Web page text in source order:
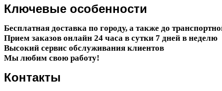
Ключевые особенности
Бесплатная доставка по городу, а также до
Прием заказов онлайн 24 часа в сутки 7 дней в неделю
Высокий сервис обслуживания клиентов
Мы любим свою работу!
Контакты